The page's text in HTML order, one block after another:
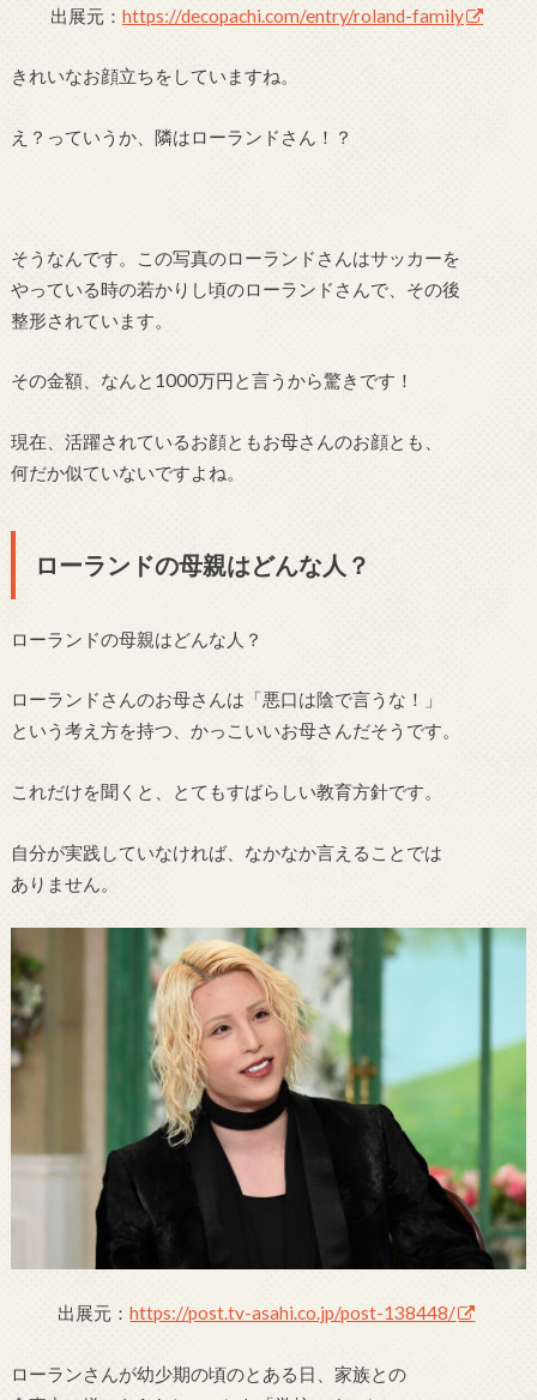
出展元： https://decopachi.com/entry/roland-family
きれいなお顔立ちをしていますね。
え？っていうか、隣はローランドさん！？
そうなんです。この写真のローランドさんはサッカーを
やっている時の若かりし頃のローランドさんで、その後
整形されています。
その金額、なんと1000万円と言うから驚きです！
現在、活躍されているお顔ともお母さんのお顔とも、
何だか似ていないですよね。
ローランドの母親はどんな人？
ローランドの母親はどんな人？
ローランドさんのお母さんは「悪口は陰で言うな！」
という考え方を持つ、かっこいいお母さんだそうです。
これだけを聞くと、とてもすばらしい教育方針です。
自分が実践していなければ、なかなか言えることでは
ありません。
出展元：https://post.tv-asahi.co.jp/post-138448/
ローランさんが幼少期の頃のとある日、家族との